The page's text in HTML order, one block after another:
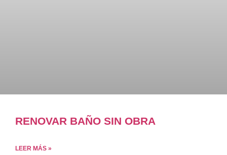
RENOVAR BAÑO SIN OBRA
LEER MÁS »